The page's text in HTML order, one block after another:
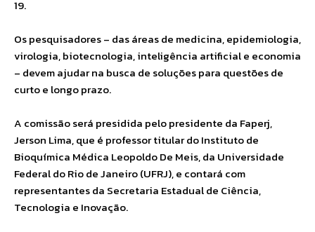
19.
Os pesquisadores – das áreas de medicina, epidemiologia,
virologia, biotecnologia, inteligência artificial e economia
– devem ajudar na busca de soluções para questões de
curto e longo prazo.
A comissão será presidida pelo presidente da Faperj,
Jerson Lima, que é professor titular do Instituto de
Bioquímica Médica Leopoldo De Meis, da Universidade
Federal do Rio de Janeiro (UFRJ), e contará com
representantes da Secretaria Estadual de Ciência,
Tecnologia e Inovação.